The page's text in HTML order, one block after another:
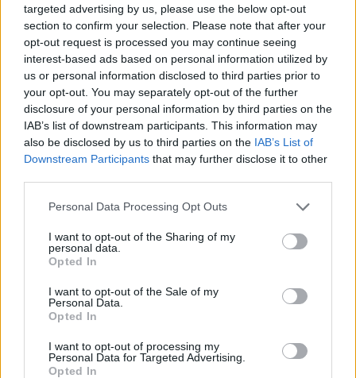
targeted advertising by us, please use the below opt-out
section to confirm your selection. Please note that after your
opt-out request is processed you may continue seeing
interest-based ads based on personal information utilized by
us or personal information disclosed to third parties prior to
your opt-out. You may separately opt-out of the further
disclosure of your personal information by third parties on the
IAB’s list of downstream participants. This information may
also be disclosed by us to third parties on the IAB’s List of
Downstream Participants that may further disclose it to other
Please note that this website/app uses one or more Google
not limited to your visit or usage behaviour. You may click to
grant or deny consent to Google and its third-party tags to
use your data for below specified purposes in below Google
consent section.
Personal Data Processing Opt Outs
I want to opt-out of the Sharing of my
personal data.
Opted In
I want to opt-out of the Sale of my
Personal Data.
Opted In
I want to opt-out of processing my
Personal Data for Targeted Advertising.
Opted In
davvero rivelarsi una scelta vincente, se si sanno
cogliere le giuste opportunità!
AUTORE
Staff